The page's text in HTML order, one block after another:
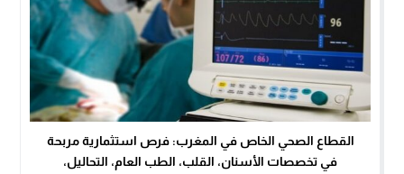
القطاع الصحي الخاص في المغرب: فرص استثمارية مربحة
في تخصصات الأسنان، القلب، الطب العام، التحاليل،